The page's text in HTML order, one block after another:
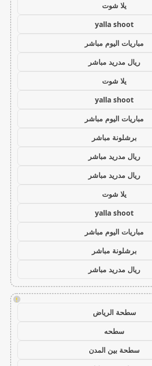
يلا شوت
yalla shoot
مباريات اليوم مباشر
ريال مدريد مباشر
يلا شوت
yalla shoot
مباريات اليوم مباشر
برشلونة مباشر
ريال مدريد مباشر
ريال مدريد مباشر
يلا شوت
yalla shoot
مباريات اليوم مباشر
برشلونة مباشر
ريال مدريد مباشر
!
سطحة الرياض
سطحه
سطحة بين المدن